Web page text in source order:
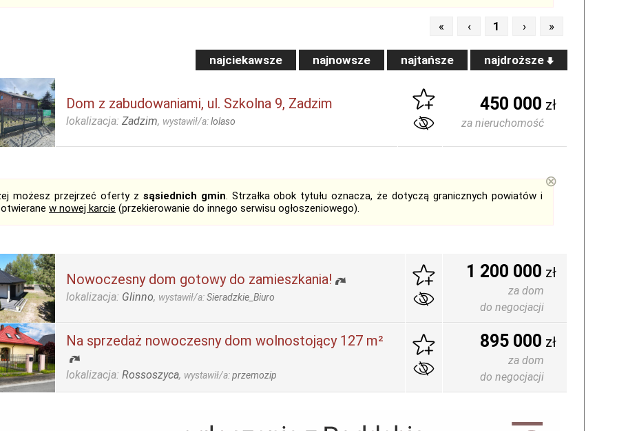
« ‹ 1 › »
najciekawsze najnowsze najtańsze najdroższe
Dom z zabudowaniami, ul. Szkolna 9, Zadzim
lokalizacja: Zadzim, wystawił/a:lolaso
450 000 zł
za nieruchomość
możesz przejrzeć oferty z sąsiednich gmin. Strzałka obok tytułu oznacza, że dotyczą granicznych powiatów i
w nowej karcie (przekierowanie do innego serwisu ogłoszeniowego).
⊗
Nowoczesny dom gotowy do zamieszkania!
lokalizacja: Glinno, wystawił/a:Sieradzkie_Biuro
1 200 000 zł
za dom
do negocjacji
Na sprzedaż nowoczesny dom wolnostojący 127 m²
lokalizacja: Rossoszyca, wystawił/a:przemozip
895 000 zł
za dom
do negocjacji